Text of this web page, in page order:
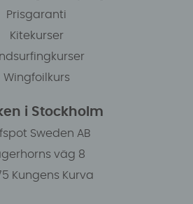
Prisgaranti
Kitekurser
Wingfoilkurs
i Stockholm
Sweden AB
väg 8
Kungens Kurva